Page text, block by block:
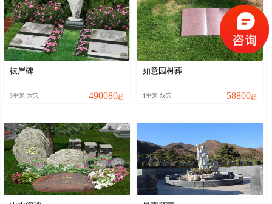
彼岸碑
3平米 六穴 490080起
如意园树葬
1平米 双穴 58800起